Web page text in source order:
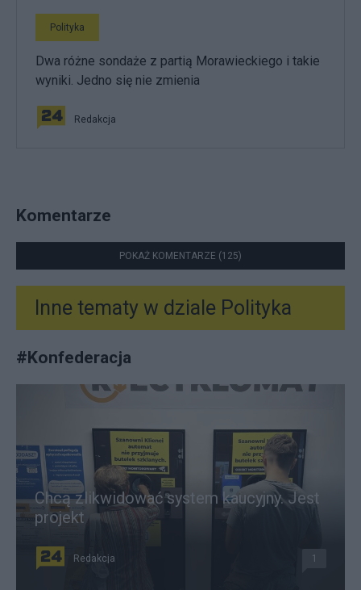
Polityka
Dwa różne sondaże z partią Morawieckiego i takie
wyniki. Jedno się nie zmienia
Redakcja
Komentarze
POKAŻ KOMENTARZE (125)
Inne tematy w dziale Polityka
#Konfederacja
Chcą zlikwidować system kaucyjny. Jest
projekt
Redakcja 1